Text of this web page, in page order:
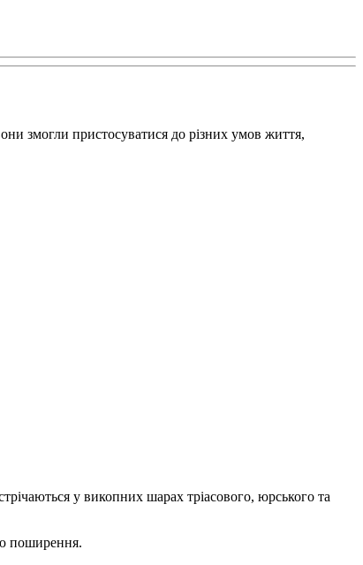
змогли пристосуватися до різних умов життя,
у викопних шарах тріасового, юрського та
поширення.